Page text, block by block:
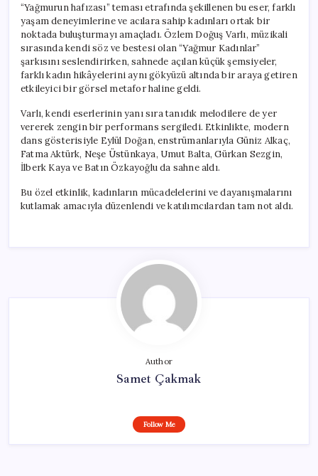
“Yağmurun hafızası” teması etrafında şekillenen bu eser, farklı
yaşam deneyimlerine ve acılara sahip kadınları ortak bir
noktada buluşturmayı amaçladı. Özlem Doğuş Varlı, müzikali
sırasında kendi söz ve bestesi olan “Yağmur Kadınlar”
şarkısını seslendirirken, sahnede açılan küçük şemsiyeler,
farklı kadın hikâyelerini aynı gökyüzü altında bir araya getiren
etkileyici bir görsel metafor haline geldi.
Varlı, kendi eserlerinin yanı sıra tanıdık melodilere de yer
vererek zengin bir performans sergiledi. Etkinlikte, modern
dans gösterisiyle Eylül Doğan, enstrümanlarıyla Güniz Alkaç,
Fatma Aktürk, Neşe Üstünkaya, Umut Balta, Gürkan Sezgin,
İlberk Kaya ve Batın Özkayoğlu da sahne aldı.
Bu özel etkinlik, kadınların mücadelelerini ve dayanışmalarını
kutlamak amacıyla düzenlendi ve katılımcılardan tam not aldı.
Author
Samet Çakmak
Follow Me